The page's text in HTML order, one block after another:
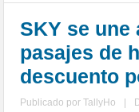
SKY se une
pasajes de
descuento
Publicado porTallyHo